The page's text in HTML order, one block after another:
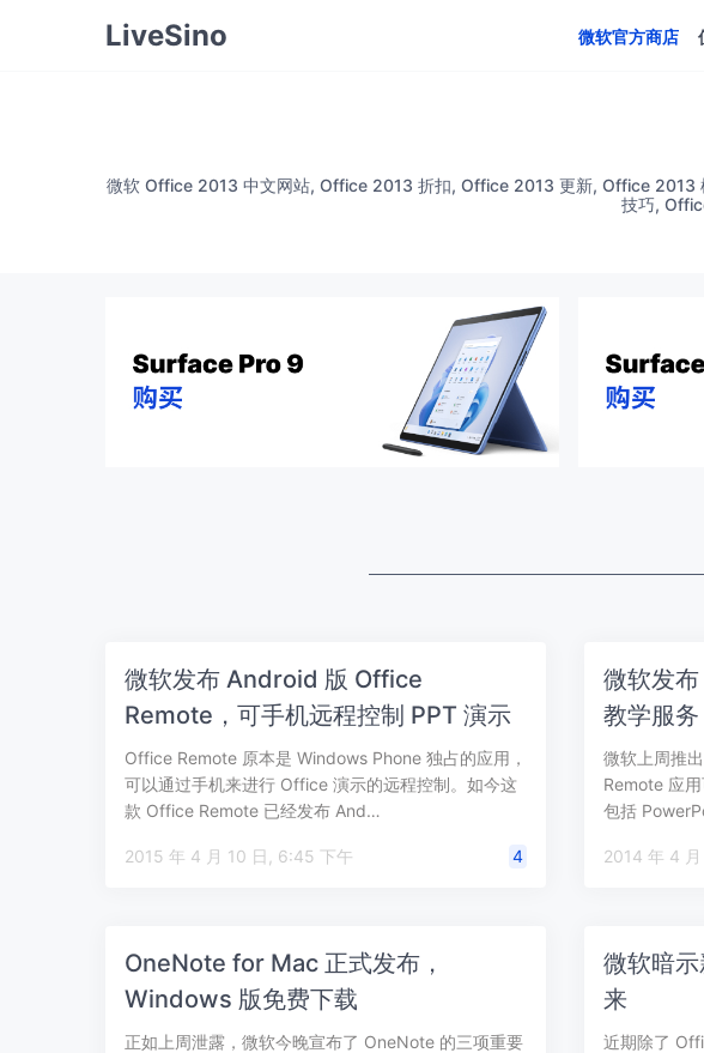
LiveSino 微软官方商店
微软 Office 2013 中文网站, Office 2013 折扣, Office 2013 更新, Office
技巧,
微软发布 Android 版 Office
Remote，可手机远程控制 PPT 演示
Office Remote 原本是 Windows Phone 独占的应用，
可以通过手机来进行 Office 演示的远程控制。如今这
款 Office Remote 已经发布 And…
2015 年 4 月 10 日, 6:45 下午 4
微软发
教学服
微软上周推
Remote 应
包括
OneNote for Mac 正式发布，
Windows 版免费下载
正如上周泄露，微软今晚宣布了 OneNote 的三项重要
微软暗
来
近期除了